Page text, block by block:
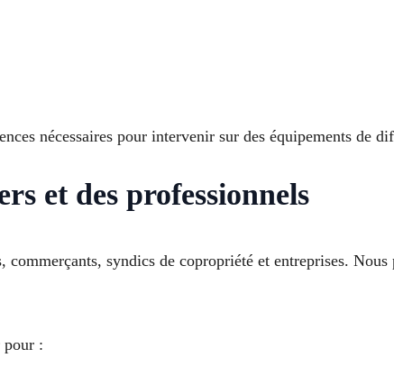
nécessaires pour intervenir sur des équipements de
et des professionnels
syndics de copropriété et entreprises. Nous
pour :